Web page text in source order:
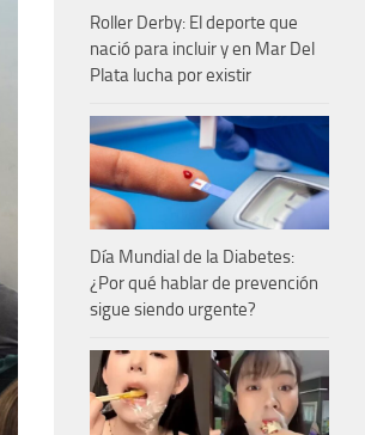
Roller Derby: El deporte que
nació para incluir y en Mar Del
Plata lucha por existir
Día Mundial de la Diabetes:
¿Por qué hablar de prevención
sigue siendo urgente?